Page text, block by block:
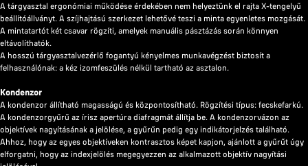
A tárgyasztal ergonómiai működése érdekében nem helyeztünk el rajta X-tengelyű
beállítóállványt. A szíjhajtású szerkezet lehetővé teszi a minta egyenletes mozgását.
A mintatartót két csavar rögzíti, amelyek manuális pásztázás során könnyen
eltávolíthatók.
A hosszú tárgyasztalvezérlő fogantyú kényelmes munkavégzést biztosít a
felhasználónak: a kéz izomfeszülés nélkül tartható az asztalon.
Kondenzor
A kondenzor állítható magasságú és központosítható. Rögzítési típus: fecskefarkú.
A kondenzorgyűrű az írisz apertúra diafragmát állítja be. A kondenzorvázon az
objektívek nagyításának a jelölése, a gyűrűn pedig egy indikátorjelzés található.
Ahhoz, hogy az egyes objektíveken kontrasztos képet kapjon, ajánlott a gyűrűt úgy
elforgatni, hogy az indexjelölés megegyezzen az alkalmazott objektív nagyítási